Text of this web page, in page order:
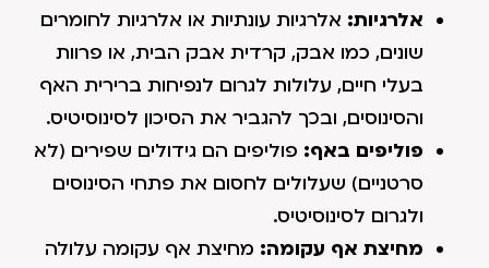
אלרגיות: אלרגיות עונתיות או אלרגיות לחומרים
שונים, כמו אבק, קרדית אבק הבית, או פרוות
בעלי חיים, עלולות לגרום לנפיחות ברירית האף
והסינוסים, ובכך להגביר את הסיכון לסינוסיטיס.
פוליפים באף: פוליפים הם גידולים שפירים (לא
סרטניים) שעלולים לחסום את פתחי הסינוסים
ולגרום לסינוסיטיס.
מחיצת אף עקומה: מחיצת אף עקומה עלולה